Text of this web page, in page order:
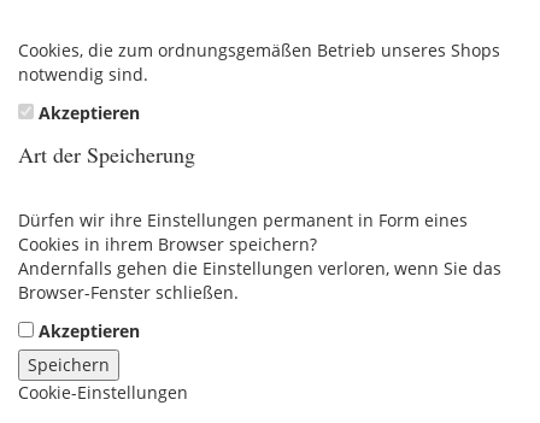
Cookies, die zum ordnungsgemäßen Betrieb unseres Shops
notwendig sind.
Akzeptieren
Art der Speicherung
Dürfen wir ihre Einstellungen permanent in Form eines
Cookies in ihrem Browser speichern?
Andernfalls gehen die Einstellungen verloren, wenn Sie das
Browser-Fenster schließen.
Akzeptieren
Speichern
Cookie-Einstellungen